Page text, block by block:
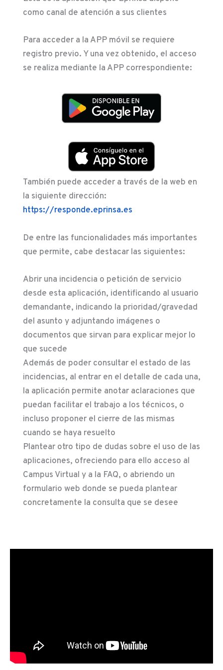
como canal de atención a sus clientes
Para acceder a la APP móvil se requiere
registro previo. Y una vez obtenido, el acceso
se realiza mediante la APP correspondiente:
También puede acceder a través de la web en
la siguiente dirección:
https://responde.eprinsa.es
De entre las funcionalidades más importantes
que permite, cabe destacar las siguientes:
Abrir una incidencia o petición de servicio
desde esta aplicación, identificando al usuario
demandante, indicando la prioridad/gravedad
del asunto y adjuntando imágenes o
documentos que sirvan para explicar mejor lo
que sucede
Además de poder consultar el estado de las
incidencias, al entrar en el detalle de cada una,
la aplicación permite anotar aclaraciones que
puedan facilitar el trabajo a los técnicos, o
incluso proponer el cierre de las mismas
cuando se haya resuelto
Plantear otro tipo de dudas sobre el uso de las
aplicaciones, ofreciendo para ello acceso al
Campus Virtual y a la FAQ, o abriendo un
formulario web donde se pueda plantear
concretamente la consulta que se desee